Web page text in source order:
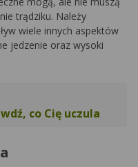
trądziku. Należy
wiele innych aspektów
jedzenie oraz wysoki
co Cię uczula